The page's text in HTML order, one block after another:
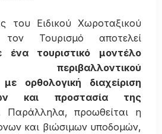
του Ειδικού Χωροταξικού
Τουρισμό αποτελεί
ένα τουριστικό μοντέλο
περιβαλλοντικού
ορθολογική διαχείριση
και προστασία της
Παράλληλα, προωθείται η
και βιώσιμων υποδομών,